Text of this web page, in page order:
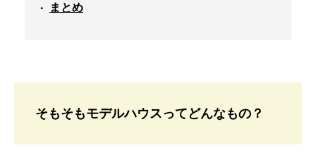
まとめ
そもそもモデルハウスってどんなもの？